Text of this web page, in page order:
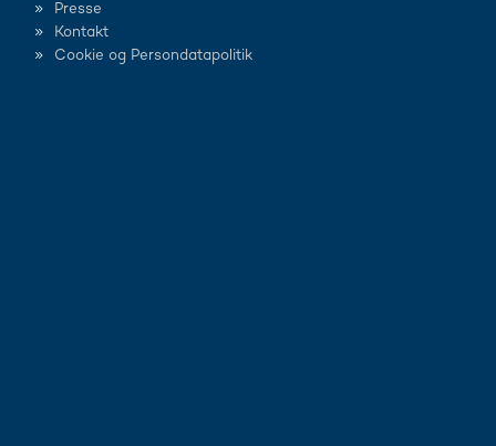
Presse
Kontakt
Cookie og Persondatapolitik